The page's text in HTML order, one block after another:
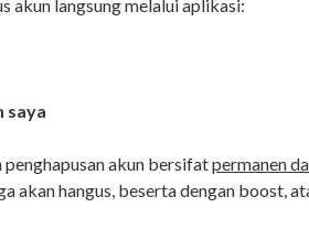
akun langsung melalui aplikasi:
saya
akun bersifatpermanen
akan hangus, beserta dengan boost,